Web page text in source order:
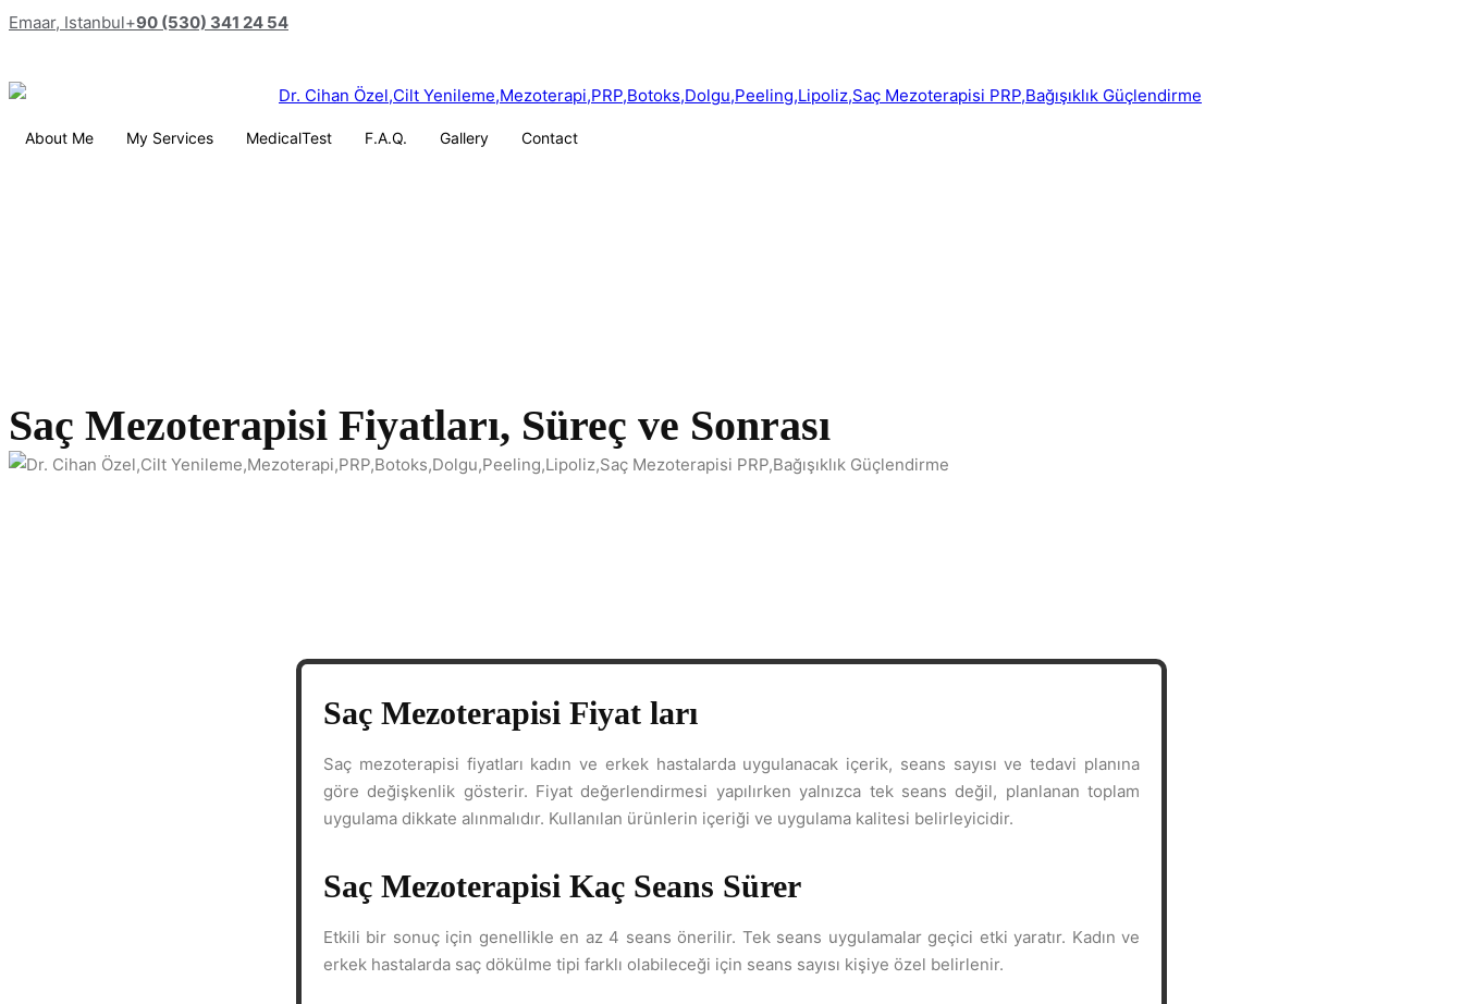
Emaar, Istanbul+90 (530) 341 24 54
About Me My Services MedicalTest F.A.Q. Gallery Contact
Saç Mezoterapisi Fiyatları, Süreç ve Sonrası
Saç Mezoterapisi Fiyat ları
Saç mezoterapisi fiyatları kadın ve erkek hastalarda uygulanacak içerik, seans sayısı ve tedavi planına
göre değişkenlik gösterir. Fiyat değerlendirmesi yapılırken yalnızca tek seans değil, planlanan toplam
uygulama dikkate alınmalıdır. Kullanılan ürünlerin içeriği ve uygulama kalitesi belirleyicidir.
Saç Mezoterapisi Kaç Seans Sürer
Etkili bir sonuç için genellikle en az 4 seans önerilir. Tek seans uygulamalar geçici etki yaratır. Kadın ve
erkek hastalarda saç dökülme tipi farklı olabileceği için seans sayısı kişiye özel belirlenir.